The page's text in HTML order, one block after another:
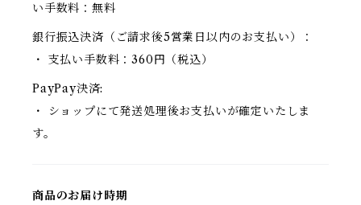
い手数料：無料
銀行振込決済（ご請求後5営業日以内のお支払い）：
・ 支払い手数料：360円（税込）
PayPay決済:
・ ショップにて発送処理後お支払いが確定いたしま
す。
商品のお届け時期